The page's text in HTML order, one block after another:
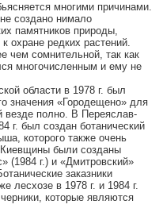
многими причинами.
создано нимало
памятников природы,
охране редких растений.
чем сомнительной, так как
многочисленным и ему не
области в 1978 г. был
значения «Городещено» для
везде полно. В Переяслав-
г. был создан ботанический
которого также очень
были созданы
(1984 г.) и «Дмитровский»
заказники
лесхозе в 1978 г. и 1984 г.
которые являются